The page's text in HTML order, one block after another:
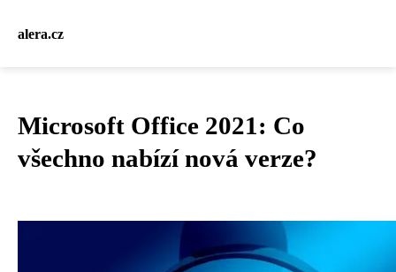
alera.cz
Microsoft Office 2021: Co
všechno nabízí nová verze?